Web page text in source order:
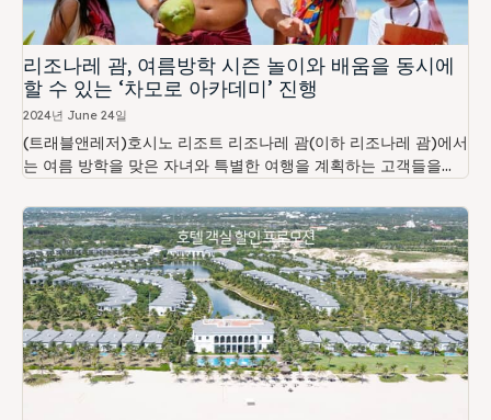
리조나레 괌, 여름방학 시즌 놀이와 배움을 동시에
할 수 있는 ‘차모로 아카데미’ 진행
2024년 June 24일
(트래블앤레저)호시노 리조트 리조나레 괌(이하 리조나레 괌)에서
는 여름 방학을 맞은 자녀와 특별한 여행을 계획하는 고객들을...